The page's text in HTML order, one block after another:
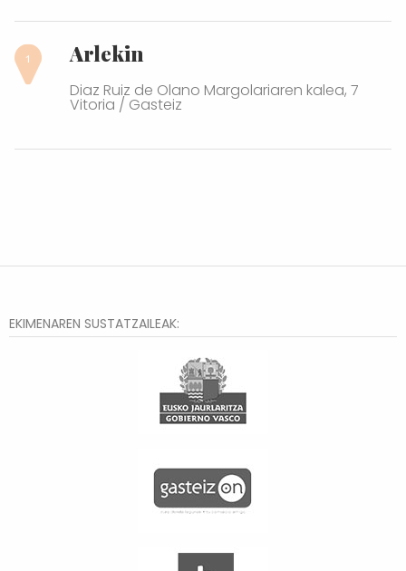
Arlekin
Diaz Ruiz de Olano Margolariaren kalea, 7
Vitoria / Gasteiz
EKIMENAREN SUSTATZAILEAK: